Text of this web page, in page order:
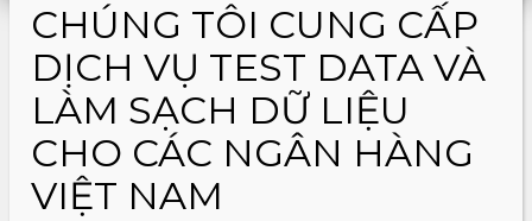
CHÚNG TÔI CUNG CẤP
DỊCH VỤ TEST DATA VÀ
LÀM SẠCH DỮ LIỆU
CHO CÁC NGÂN HÀNG
VIỆT NAM